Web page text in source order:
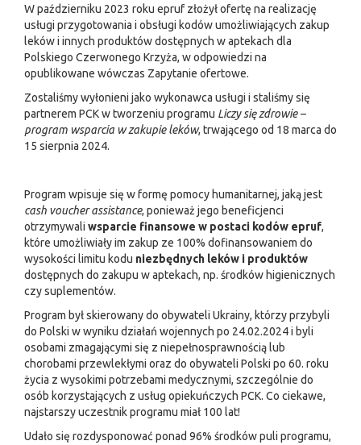
W październiku 2023 roku epruf złożyłofertę na realizację
usługi przygotowania i obsługi kodów umożliwiających zakup
leków i innych produktów dostępnych w aptekach dla
Polskiego Czerwonego Krzyża, w odpowiedzi na
opublikowane wówczas Zapytanie ofertowe.
Zostaliśmy wyłonieni jako wykonawca usługi i staliśmy się
partnerem PCK w tworzeniu programu Liczy się zdrowie –
program wsparcia w zakupie leków, trwającego od 18 marca do
15 sierpnia 2024.
Program wpisuje się w formę pomocy humanitarnej, jaką jest
cash voucher assistance, ponieważ jego beneficjenci
otrzymywali wsparcie finansowe w postaci kodów epruf,
które umożliwiały im zakup ze 100% dofinansowaniem do
wysokości limitu kodu niezbędnych leków i produktów
dostępnych do zakupu w aptekach, np. środków higienicznych
czy suplementów.
Program był skierowany do obywateli Ukrainy, którzy przybyli
do Polski w wyniku działań wojennych po 24.02.2024 i byli
osobami zmagającymi się z niepełnosprawnością lub
chorobami przewlekłymi oraz do obywateli Polski po 60. roku
życia z wysokimi potrzebami medycznymi, szczególnie do
osób korzystających z usług opiekuńczych PCK. Co ciekawe,
najstarszy uczestnik programu miał 100 lat!
Udało się rozdysponować ponad 96% środków puli programu,